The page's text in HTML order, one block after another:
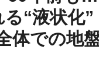
“液状化”
体での地